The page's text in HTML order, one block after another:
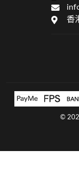
香
©